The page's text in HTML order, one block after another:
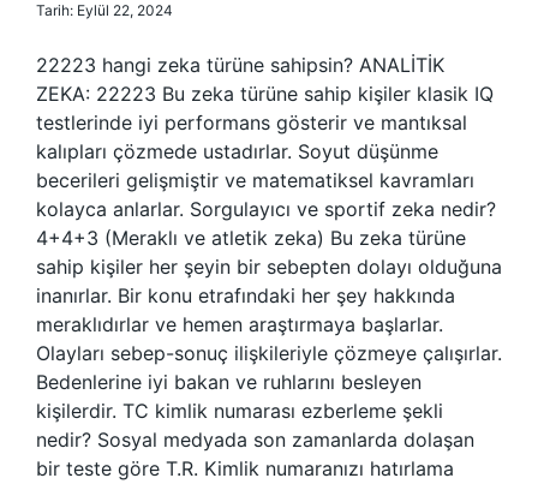
Tarih: Eylül 22, 2024
22223 hangi zeka türüne sahipsin? ANALİTİK
ZEKA: 22223 Bu zeka türüne sahip kişiler klasik IQ
testlerinde iyi performans gösterir ve mantıksal
kalıpları çözmede ustadırlar. Soyut düşünme
becerileri gelişmiştir ve matematiksel kavramları
kolayca anlarlar. Sorgulayıcı ve sportif zeka nedir?
4+4+3 (Meraklı ve atletik zeka) Bu zeka türüne
sahip kişiler her şeyin bir sebepten dolayı olduğuna
inanırlar. Bir konu etrafındaki her şey hakkında
meraklıdırlar ve hemen araştırmaya başlarlar.
Olayları sebep-sonuç ilişkileriyle çözmeye çalışırlar.
Bedenlerine iyi bakan ve ruhlarını besleyen
kişilerdir. TC kimlik numarası ezberleme şekli
nedir? Sosyal medyada son zamanlarda dolaşan
bir teste göre T.R. Kimlik numaranızı hatırlama